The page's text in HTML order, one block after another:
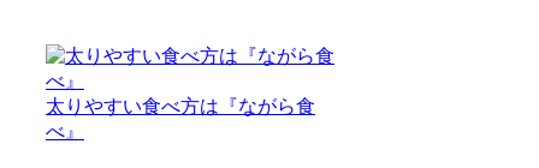
太りやすい食べ方は『ながら食
べ』